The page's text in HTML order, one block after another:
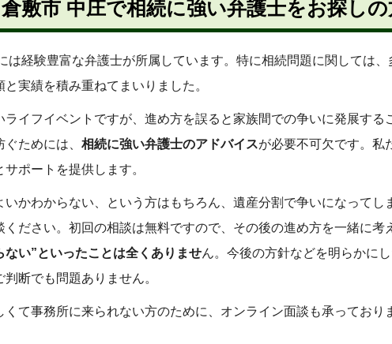
倉敷市 中庄で相続に強い弁護士をお探し
は経験豊富な弁護士が所属しています。特に相続問題に関しては
実績を積み重ねてまいりました。
イフイベントですが、進め方を誤ると家族間での争いに発展する
ためには、 相続に強い弁護士のアドバイスが必要不可欠です。私
ポートを提供します。
かわからない、という方はもちろん、遺産分割で争いになってし
ださい。初回の相談は無料ですので、その後の進め方を一緒に考
い”といったことは全くありません。今後の方針などを明らかに
断でも問題ありません。
くて事務所に来られない方のために、オンライン面談も承ってお